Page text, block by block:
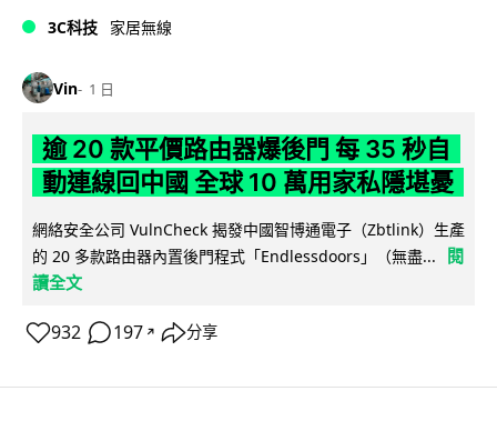
3C科技 家居無線
Vin 1 日
逾 20 款平價路由器爆後門 每 35 秒自
動連線回中國 全球 10 萬用家私隱堪憂
網絡安全公司 VulnCheck 揭發中國智博通電子（Zbtlink）生產
的 20 多款路由器內置後門程式「Endlessdoors」（無盡...
閱
讀全文
932 197 ↗ 分享